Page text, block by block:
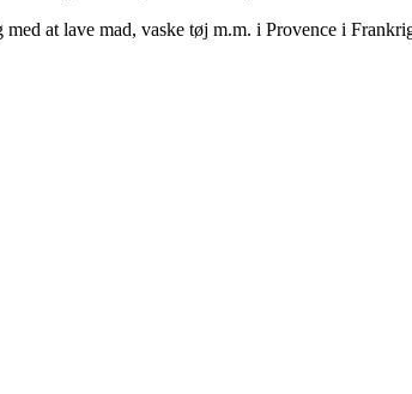
at lave mad, vaske tøj m.m. i Provence i